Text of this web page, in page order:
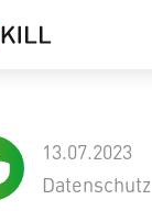
13.07.2023
Datenschutz